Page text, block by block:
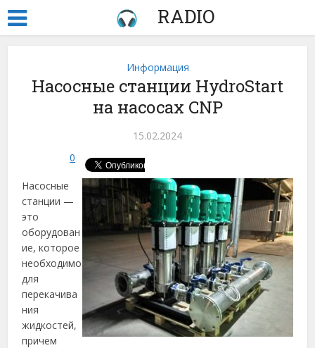
RADIO
Информация
Насосные станции HydroStart
на насосах CNP
15.02.2024
0
Насосные
станции —
это
оборудован
ие, которое
необходимо
для
перекачива
ния
жидкостей,
причем